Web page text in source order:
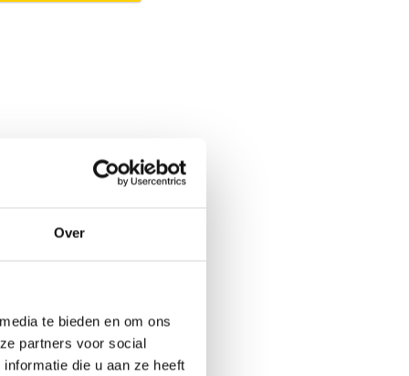
Over
te bieden en om ons
partners voor social
die u aan ze heeft